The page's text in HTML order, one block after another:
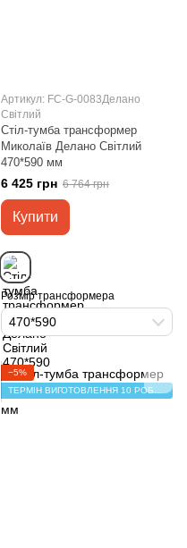
Артикул: FC-G-0083Делано
Світлий
Стіл-тумба трансформер
Миколаїв Делано Світлий
470*590 мм
6 425 грн 6 764 грн
Купити
Розмір трансформера
470*590
−5%